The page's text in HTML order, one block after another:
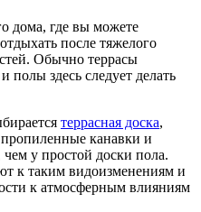
дома, где вы можете
после тяжелого
Обычно террасы
полы здесь следует делать
террасная доска,
канавки и
у простой доски пола.
к таким видоизменениям и
к атмосферным влияниям